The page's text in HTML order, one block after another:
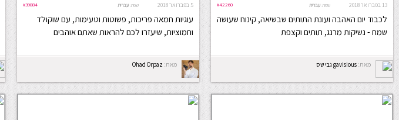
13 בפברואר 2018 #42260 שפה: עברית
לכבוד יום האהבה ועונת התותים שבשיאה, קינוח שעושה
שמח - נשיקות מרנג, תותים וקצפת
מאת: gavisious גבישס
5 בפברואר 2018 #39884 שפה: עברית
עוגיות חמאה פריכות, פשוטות וטעימות, עם שוקולד
וחמוציות, שיעזרו לכם להראות שאתם אוהבים
מאת: Ohad Orpaz